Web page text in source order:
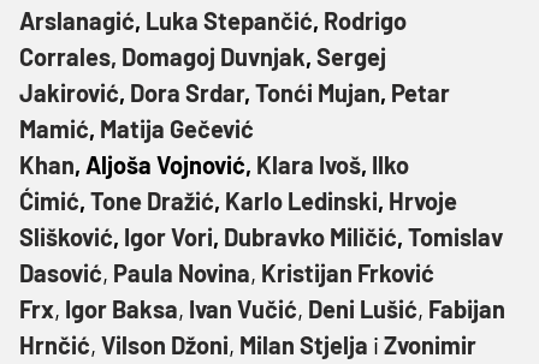
Arslanagić, Luka Stepančić, Rodrigo
Corrales, Domagoj Duvnjak, Sergej
Jakirović, Dora Srdar, Tonći Mujan, Petar
Mamić, Matija Gečević
Khan, Aljoša Vojnović, Klara Ivoš, Ilko
Ćimić, Tone Dražić, Karlo Ledinski, Hrvoje
Slišković, Igor Vori, Dubravko Miličić, Tomislav
Dasović, Paula Novina, Kristijan Frković
Frx, Igor Baksa, Ivan Vučić, Deni Lušić, Fabijan
Hrnčić, Vilson Džoni, Milan Stjelja i Zvonimir